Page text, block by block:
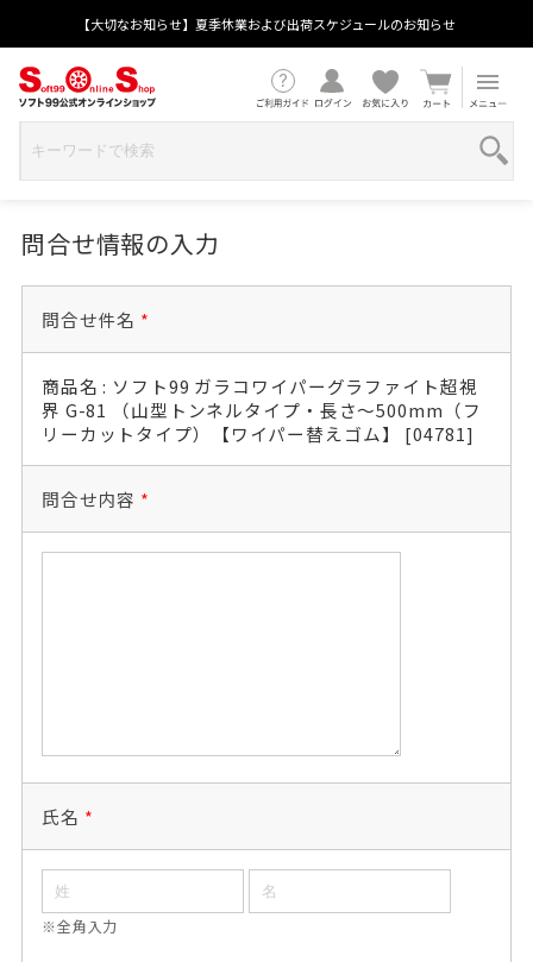
【大切なお知らせ】夏季休業および出荷スケジュールのお知らせ
問合せ情報の入力
問合せ件名 *
商品名 : ソフト99 ガラコワイパーグラファイト超視
界 G-81 （山型トンネルタイプ・長さ～500mm（フ
リーカットタイプ）【ワイパー替えゴム】 [04781]
問合せ内容 *
氏名 *
※全角入力